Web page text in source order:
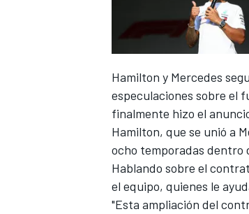
FÓRMULA E
Hamilton y Mercedes
especulaciones sobre el
finalmente hizo el
Hamilton, que se unió a
ocho temporadas dentro
Hablando sobre el
el equipo, quienes le
"Esta ampliación del